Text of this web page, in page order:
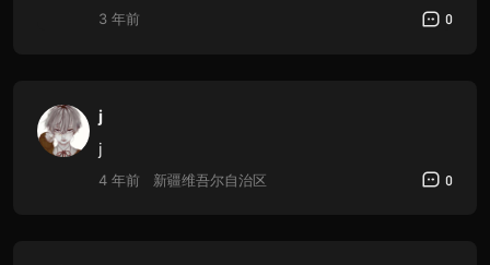
3 年前 0
j
j
4 年前 新疆维吾尔自治区 0